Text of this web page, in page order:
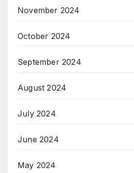
November 2024
October 2024
September 2024
August 2024
July 2024
June 2024
May 2024